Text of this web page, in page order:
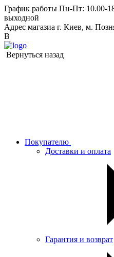
График работы Пн-Пт: 10.00-
выходной
Адрес магазиа г. Киев, м.
В
Вернуться назад
Покупателю
Доставки и оплата
Гарантия и возврат